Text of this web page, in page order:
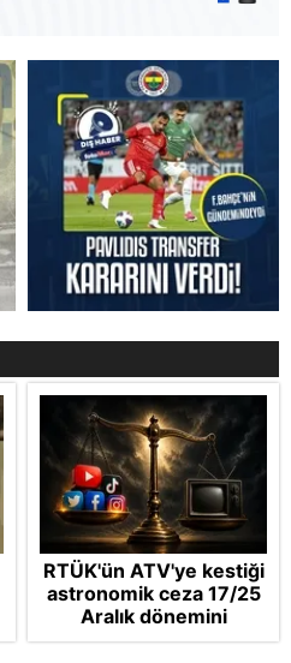
RTÜK'ün ATV'ye kestiği
astronomik ceza 17/25
Aralık dönemini
anımsattı! Milli yayınlara